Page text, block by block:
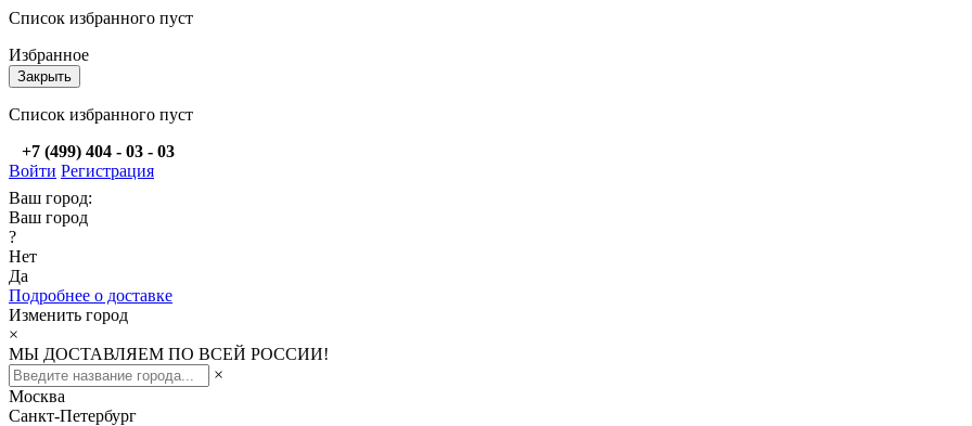
Список избранного пуст
Избранное
Закрыть
Список избранного пуст
+7 (499) 404 - 03 - 03
Войти Регистрация
Ваш город:
Ваш город
?
Нет
Да
Подробнее о доставке
Изменить город
×
МЫ ДОСТАВЛЯЕМ ПО ВСЕЙ РОССИИ!
×
Москва
Санкт-Петербург